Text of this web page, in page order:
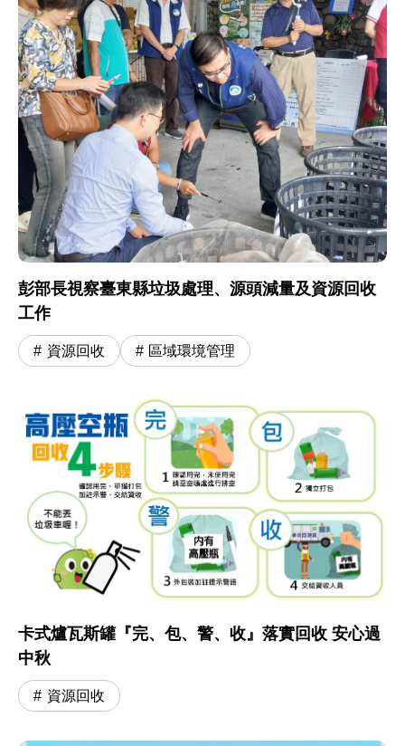
彭部長視察臺東縣垃圾處理、源頭減量及資源回收
工作
資源回收 區域環境管理
卡式爐瓦斯罐『完、包、警、收』落實回收 安心過
中秋
資源回收